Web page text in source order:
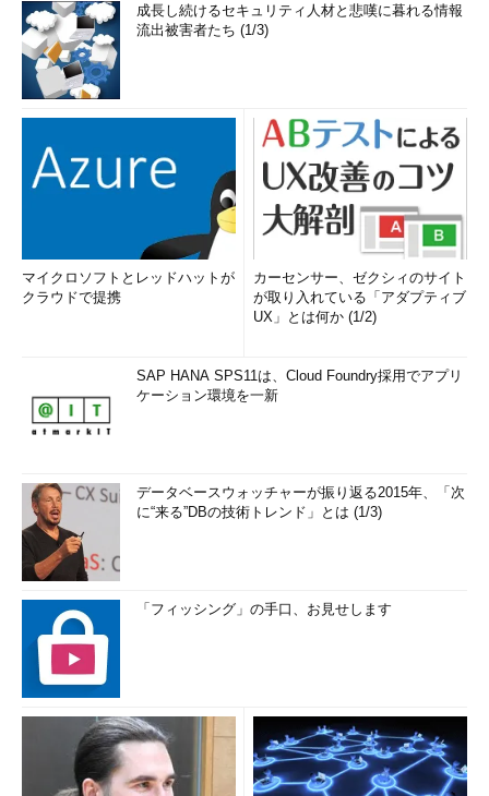
成長し続けるセキュリティ人材と悲嘆に暮れる情報
流出被害者たち (1/3)
マイクロソフトとレッドハットが
クラウドで提携
カーセンサー、ゼクシィのサイト
が取り入れている「アダプティブ
UX」とは何か (1/2)
SAP HANA SPS11は、Cloud Foundry採用でアプリ
ケーション環境を一新
データベースウォッチャーが振り返る2015年、「次
に“来る”DBの技術トレンド」とは (1/3)
「フィッシング」の手口、お見せします